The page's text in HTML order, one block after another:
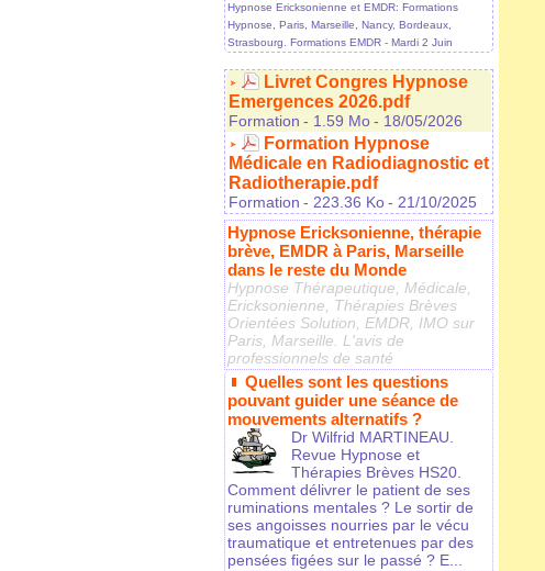
Hypnose Ericksonienne et EMDR: Formations
Hypnose, Paris, Marseille, Nancy, Bordeaux,
Strasbourg. Formations EMDR - Mardi 2 Juin
Livret Congres Hypnose
Emergences 2026.pdf
Formation - 1.59 Mo- 18/05/2026
Formation Hypnose
Médicale en Radiodiagnostic et
Radiotherapie.pdf
Formation - 223.36 Ko- 21/10/2025
Hypnose Ericksonienne, thérapie
brève, EMDR à Paris, Marseille
dans le reste du Monde
Hypnose Thérapeutique, Médicale,
Ericksonienne, Thérapies Brèves
Orientées Solution, EMDR, IMO sur
Paris, Marseille. L'avis de
professionnels de santé
Quelles sont les questions
pouvant guider une séance de
mouvements alternatifs ?
Dr Wilfrid MARTINEAU.
Revue Hypnose et
Thérapies Brèves HS20.
Comment délivrer le patient de ses
ruminations mentales ? Le sortir de
ses angoisses nourries par le vécu
traumatique et entretenues par des
pensées figées sur le passé ? E...